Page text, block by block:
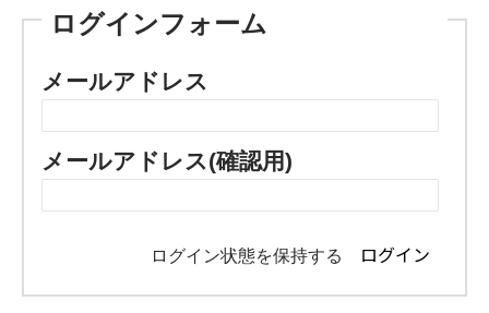
ログインフォーム
メールアドレス
メールアドレス(確認用)
ログイン状態を保持する